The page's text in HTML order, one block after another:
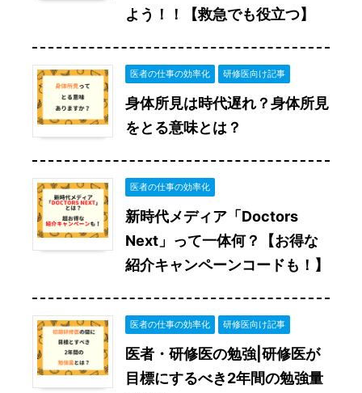
よう！！【救急でも役立つ】
医者の仕事の効率化 研修医向け記事
身体所見は時代遅れ？身体所見
をとる意味とは？
医者の仕事の効率化
新時代メディア「Doctors
Next」って一体何？【お得な
紹介キャンペーンコードも！】
医者の仕事の効率化 研修医向け記事
医者・研修医の勉強|研修医が
目標にするべき2年間の勉強量